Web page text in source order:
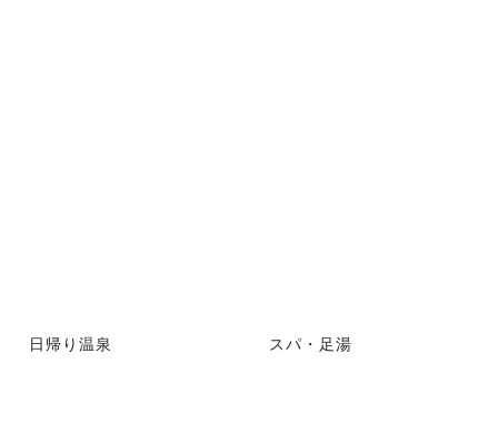
日帰り温泉 スパ・足湯